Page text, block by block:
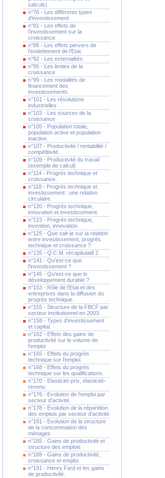
calculs).
n°76 - Les différents types
d'investissement
n°81 - Les effets de
l'investissement sur la
croissance.
n°88 - Les effets pervers de
l'endettement de l'Etat.
n°92 - Les externalités.
n°95 - Les limites de la
croissance
n°99 - Les modalités de
financement des
investissements.
n°101 - Les révolutions
industrielles
n°103 - Les sources de la
croissance
n°105 - Population totale,
population active et population
inactive.
n°107 - Productivité / rentabilité /
compétitivité.
n°109 - Productivité du travail
(exemple de calcul)
n°114 - Progrès technique et
croissance.
n°118 - Progrès technique et
investissement : une relation
circulaire.
n°120 - Progrès technique,
innovation et investissement.
n°123 - Progrès technique,
invention, innovation.
n°125 - Que sait-je sur la relation
entre investissement, progrès
technique et croissance ?
n°135 - Q.C.M. récapitulatif 2
n°141 - Qu'est-ce que
l'investissement ?
n°145 - Qu'est-ce que le
développement durable ?
n°153 - Rôle de l'Etat et des
entreprises dans la diffusion du
progrès technique.
n°155 - Structure de la FBCF par
secteur institutionnel en 2003.
n°158 - Types d'investissement
et capital.
n°162 - Effets des gains de
productivité sur le volume de
l'emploi
n°165 - Effets du progrès
technique sur l'emploi.
n°168 - Effets du progrès
technique sur les qualifications.
n°170 - Elasticité-prix, élasticité-
revenu
n°176 - Evolution de l'emploi par
secteur d'activité.
n°178 - Evolution de la répartition
des emplois par secteur d'activité
n°181 - Evolution de la structure
de la consommation des
ménages
n°185 - Gains de productivité et
structure des emplois
n°189 - Gains de productivité,
croissance et emploi.
n°191 - Henry Ford et les gains
de productivité.